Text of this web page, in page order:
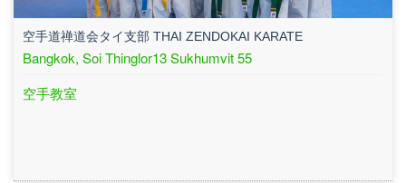
空手道禅道会タイ支部 THAI ZENDOKAI KARATE
Bangkok, Soi Thinglor13 Sukhumvit 55
空手教室